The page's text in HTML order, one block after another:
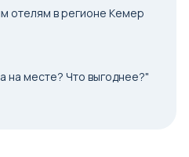
отелям в регионе Кемер
на месте? Что выгоднее?"